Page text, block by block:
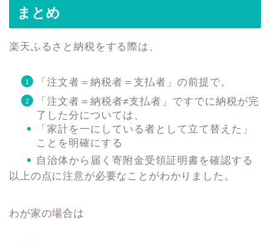
まとめ
楽天ふるさと納税をする際は、
「注文者＝納税者＝支払者」の前提で。
「注文者＝納税者≠支払者」ですでに納税が完
了した分については、
「家計を一にしている者として立て替えた」
ことを明確にする
自治体から届く寄附金受領証明書を確認する
以上の点に注意が必要なことがわかりました。
わが家の場合は